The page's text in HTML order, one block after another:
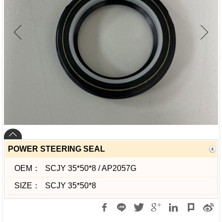
POWER STEERING SEAL
OEM： SCJY 35*50*8 / AP2057G
SIZE： SCJY 35*50*8